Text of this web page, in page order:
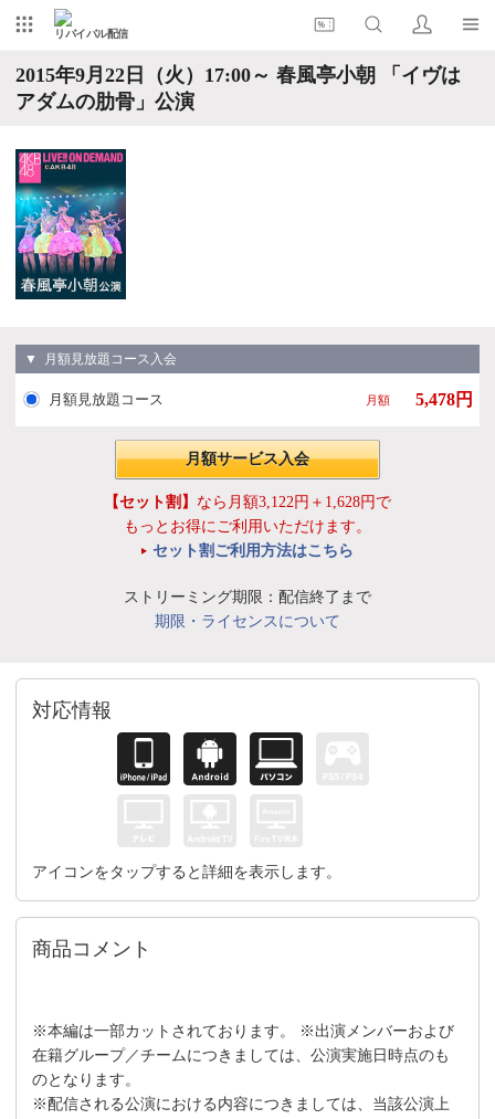
リバイバル配信
2015年9月22日（火）17:00～ 春風亭小朝 「イヴは
アダムの肋骨」公演
▼ 月額見放題コース入会
月額見放題コース 月額 5,478円
月額サービス入会
【セット割】 なら月額3,122円＋1,628円で
もっとお得にご利用いただけます。
セット割ご利用方法はこちら
ストリーミング期限：配信終了まで
期限・ライセンスについて
対応情報
アイコンをタップすると詳細を表示します。
商品コメント
※本編は一部カットされております。 ※出演メンバーおよび
在籍グループ／チームにつきましては、公演実施日時点のも
のとなります。
※配信される公演における内容につきましては、当該公演上